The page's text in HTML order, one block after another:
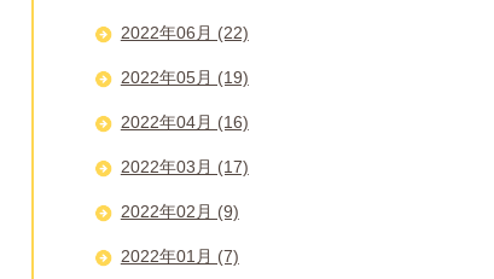
2022年06月 (22)
2022年05月 (19)
2022年04月 (16)
2022年03月 (17)
2022年02月 (9)
2022年01月 (7)